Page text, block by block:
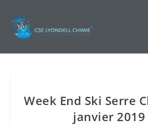
Week End Ski Serre
janvier 2019